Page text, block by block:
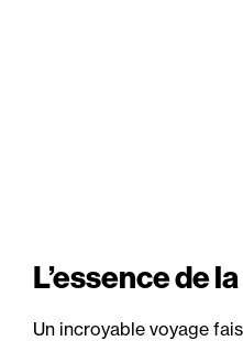
L’essence de
Un incroyable voyage